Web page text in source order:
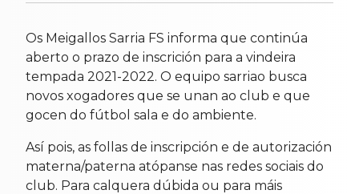
Os Meigallos Sarria FS informa que continúa
aberto o prazo de inscrición para a vindeira
tempada 2021-2022. O equipo sarriao busca
novos xogadores que se unan ao club e que
gocen do fútbol sala e do ambiente.
Así pois, as follas de inscripción e de autorización
materna/paterna atópanse nas redes sociais do
club. Para calquera dúbida ou para máis